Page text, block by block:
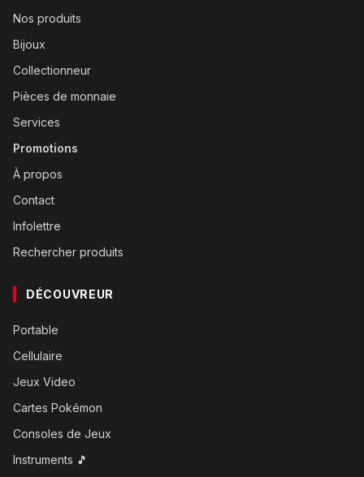
Nos produits
Bijoux
Collectionneur
Pièces de monnaie
Services
Promotions
À propos
Contact
Infolettre
Rechercher produits
DÉCOUVREUR
Portable
Cellulaire
Jeux Video
Cartes Pokémon
Consoles de Jeux
Instruments 🎵